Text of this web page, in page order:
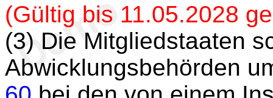
(Gültig bis 11.05.2028
(3) Die Mitgliedstaaten
Abwicklungsbehörden